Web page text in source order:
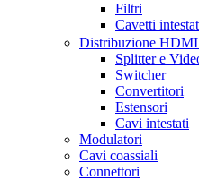
Filtri
Cavetti
Distribuzione HDMI
Splitter e
Switcher
Convertitori
Estensori
Cavi intestati
Modulatori
Cavi coassiali
Connettori